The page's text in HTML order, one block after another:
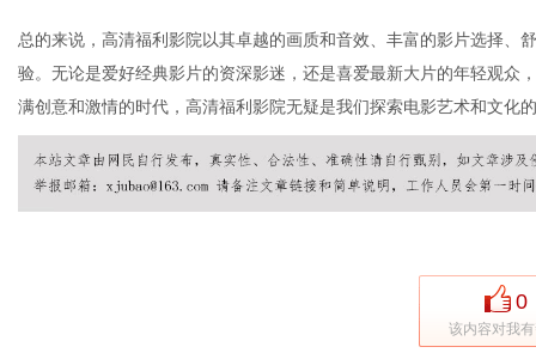
总的来说，高清福利影院以其卓越的画质和音效、丰富的影片选择、
验。无论是爱好经典影片的资深影迷，还是喜爱最新大片的年轻观众
满创意和激情的时代，高清福利影院无疑是我们探索电影艺术和文化
0
该内容对我